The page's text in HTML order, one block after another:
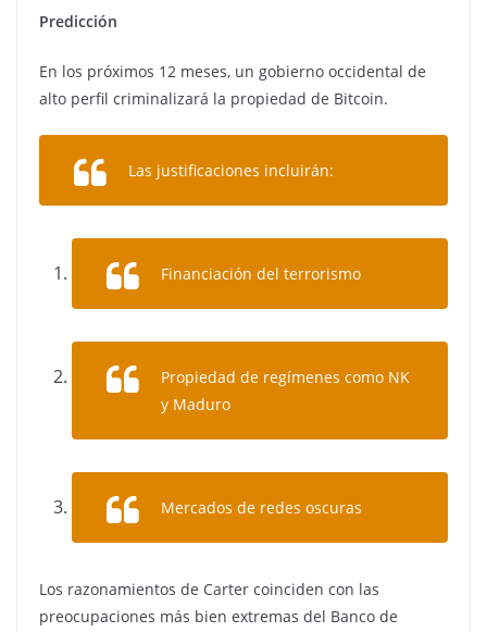
Predicción
En los próximos 12 meses, un gobierno occidental de
alto perfil criminalizará la propiedad de Bitcoin.
Las justificaciones incluirán:
Financiación del terrorismo
Propiedad de regímenes como NK
y Maduro
Mercados de redes oscuras
Los razonamientos de Carter coinciden con las
preocupaciones más bien extremas del Banco de